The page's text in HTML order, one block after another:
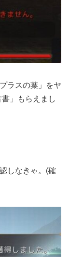
ラスの葉」をヤ
」もらえまし
しなきゃ。(確